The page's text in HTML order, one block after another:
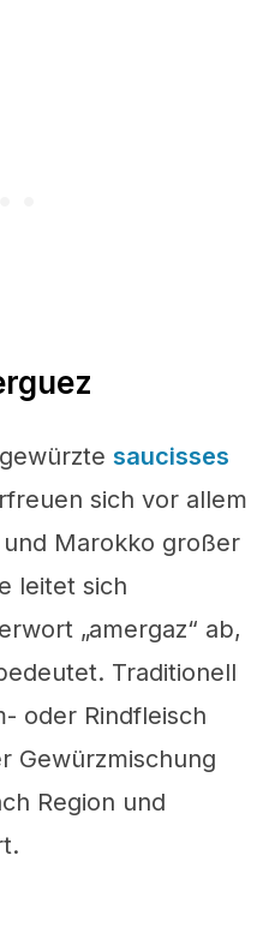
saucisses
sich vor allem
Marokko großer
leitet sich
„amergaz“ ab,
Traditionell
oder Rindfleisch
Gewürzmischung
Region und